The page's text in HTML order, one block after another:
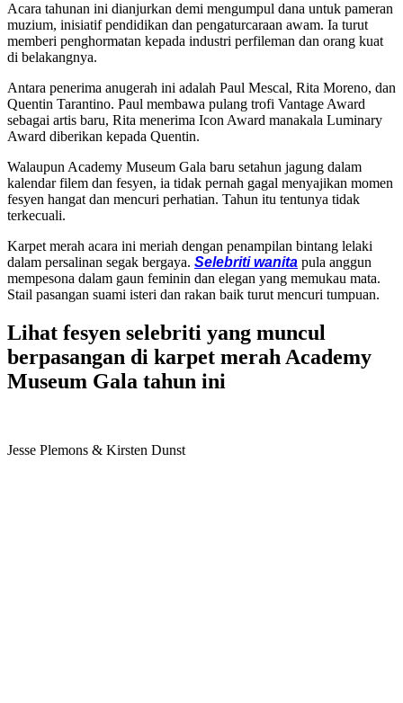
Acara tahunan ini dianjurkan demi mengumpul dana untuk pameran
muzium, inisiatif pendidikan dan pengaturcaraan awam. Ia turut
memberi penghormatan kepada industri perfileman dan orang kuat
di belakangnya.
Antara penerima anugerah ini adalah Paul Mescal, Rita Moreno, dan
Quentin Tarantino. Paul membawa pulang trofi Vantage Award
sebagai artis baru, Rita menerima Icon Award manakala Luminary
Award diberikan kepada Quentin.
Walaupun Academy Museum Gala baru setahun jagung dalam
kalendar filem dan fesyen, ia tidak pernah gagal menyajikan momen
fesyen hangat dan mencuri perhatian. Tahun itu tentunya tidak
terkecuali.
Karpet merah acara ini meriah dengan penampilan bintang lelaki
dalam persalinan segak bergaya. Selebriti wanita pula anggun
mempesona dalam gaun feminin dan elegan yang memukau mata.
Stail pasangan suami isteri dan rakan baik turut mencuri tumpuan.
Lihat fesyen selebriti yang muncul
berpasangan di karpet merah Academy
Museum Gala tahun ini
Jesse Plemons & Kirsten Dunst